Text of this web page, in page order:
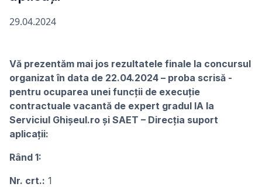
29.04.2024
Vă prezentăm mai jos rezultatele finale la concursul
organizat în data de 22.04.2024 – proba scrisă -
pentru ocuparea unei funcţii de execuţie
contractuale vacantă de expert gradul IA la
Serviciul Ghișeul.ro și SAET – Direcția suport
aplicații:
Rând 1:
Nr. crt.: 1